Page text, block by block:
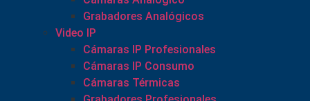
Grabadores Analógicos
Video IP
Cámaras IP Profesionales
Cámaras IP Consumo
Cámaras Térmicas